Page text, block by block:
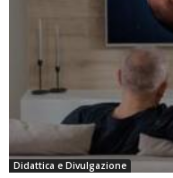
Didattica e Divulgazione